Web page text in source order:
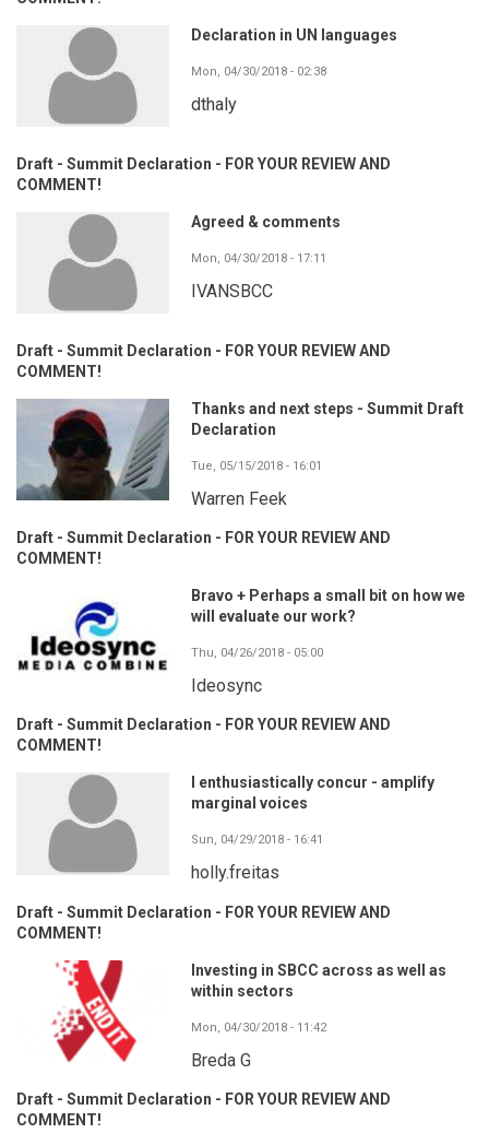
Declaration in UN languages
Mon, 04/30/2018 - 02:38
dthaly
Draft - Summit Declaration - FOR YOUR REVIEW AND
COMMENT!
Agreed & comments
Mon, 04/30/2018 - 17:11
IVANSBCC
Draft - Summit Declaration - FOR YOUR REVIEW AND
COMMENT!
Thanks and next steps - Summit Draft
Declaration
Tue, 05/15/2018 - 16:01
Warren Feek
Draft - Summit Declaration - FOR YOUR REVIEW AND
COMMENT!
Bravo + Perhaps a small bit on how we
will evaluate our work?
Thu, 04/26/2018 - 05:00
Ideosync
Draft - Summit Declaration - FOR YOUR REVIEW AND
COMMENT!
I enthusiastically concur - amplify
marginal voices
Sun, 04/29/2018 - 16:41
holly.freitas
Draft - Summit Declaration - FOR YOUR REVIEW AND
COMMENT!
Investing in SBCC across as well as
within sectors
Mon, 04/30/2018 - 11:42
Breda G
Draft - Summit Declaration - FOR YOUR REVIEW AND
COMMENT!